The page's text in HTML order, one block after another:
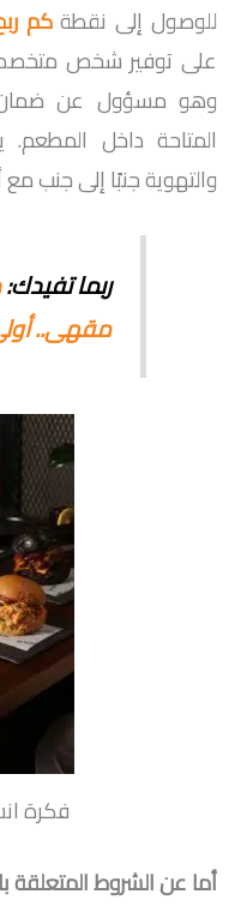
للوصول إلى نقطةكم
على توفير شخص
وهو مسؤول عن ضمان
المتاحة داخل المطعم.
والتهوية جنبًا إلى جنب
ربما تفيدك:
مقهى..
فكرة
أما عن الشروط المتعلقة